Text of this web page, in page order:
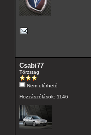
Csabi77
Törzstag
Nem elérhető
Hozzászólások: 1146